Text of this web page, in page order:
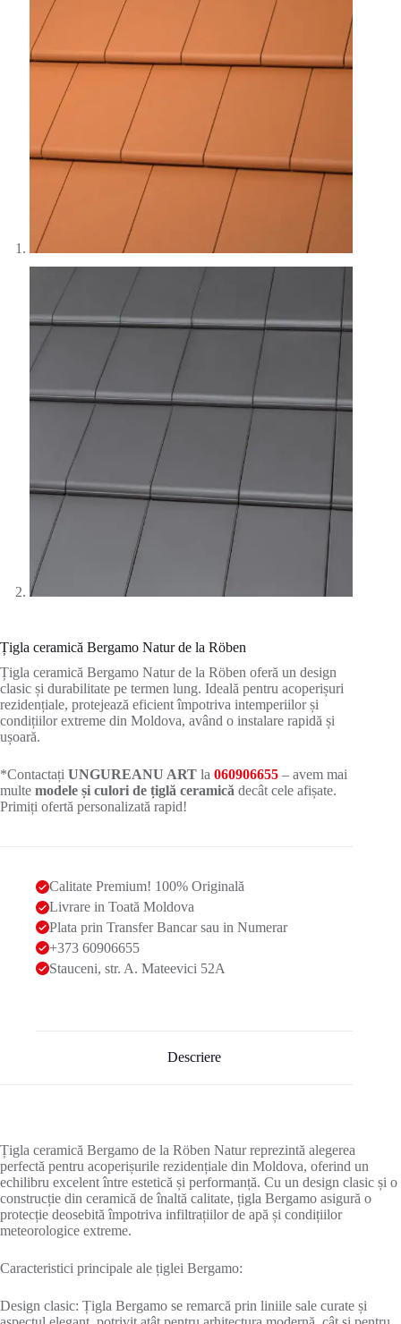
Țigla ceramică Bergamo Natur de la Röben
Țigla ceramică Bergamo Natur de la Röben oferă un design
clasic și durabilitate pe termen lung. Ideală pentru acoperișuri
rezidențiale, protejează eficient împotriva intemperiilor și
condițiilor extreme din Moldova, având o instalare rapidă și
ușoară.
*Contactați UNGUREANU ART la 060906655 – avem mai
multe modele și culori de țiglă ceramică decât cele afișate.
Primiți ofertă personalizată rapid!
Calitate Premium! 100% Originală
Livrare in Toată Moldova
Plata prin Transfer Bancar sau in Numerar
+373 60906655
Stauceni, str. A. Mateevici 52A
Descriere
Țigla ceramică Bergamo de la Röben Natur reprezintă alegerea
perfectă pentru acoperișurile rezidențiale din Moldova, oferind un
echilibru excelent între estetică și performanță. Cu un design clasic și o
construcție din ceramică de înaltă calitate, țigla Bergamo asigură o
protecție deosebită împotriva infiltrațiilor de apă și condițiilor
meteorologice extreme.
Caracteristici principale ale țiglei Bergamo:
Design clasic: Țigla Bergamo se remarcă prin liniile sale curate și